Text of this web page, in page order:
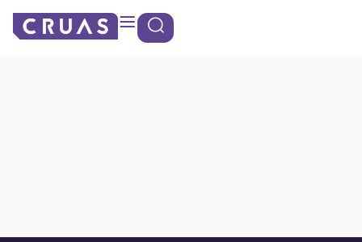
Panneau de gestion des cookies
principal